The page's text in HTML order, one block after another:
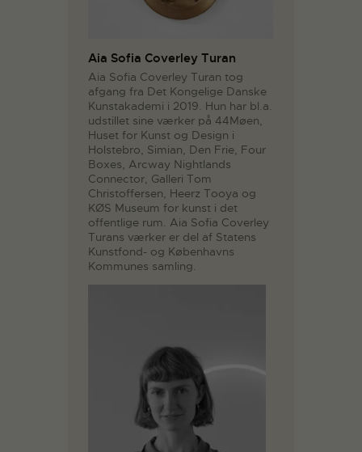
Aia Sofia Coverley Turan
Aia Sofia Coverley Turan tog
afgang fra Det Kongelige Danske
Kunstakademi i 2019. Hun har bl.a.
udstillet sine værker på 44Møen,
Huset for Kunst og Design i
Holstebro, Simian, Den Frie, Four
Boxes, Arcway Nightlands
Connector, Galleri Tom
Christoffersen, Heerz Tooya og
KØS Museum for kunst i det
offentlige rum. Aia Sofia Coverley
Turans værker er del af Statens
Kunstfond- og Københavns
Kommunes samling.